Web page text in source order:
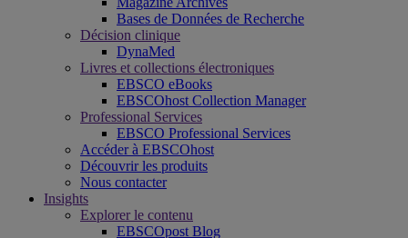
Bases de Données de Recherche
Décision clinique
DynaMed
Livres et collections électroniques
EBSCO eBooks
EBSCOhost Collection Manager
Professional Services
EBSCO Professional Services
Accéder à EBSCOhost
Découvrir les produits
Nous contacter
Insights
Explorer le contenu
EBSCOpost Blog